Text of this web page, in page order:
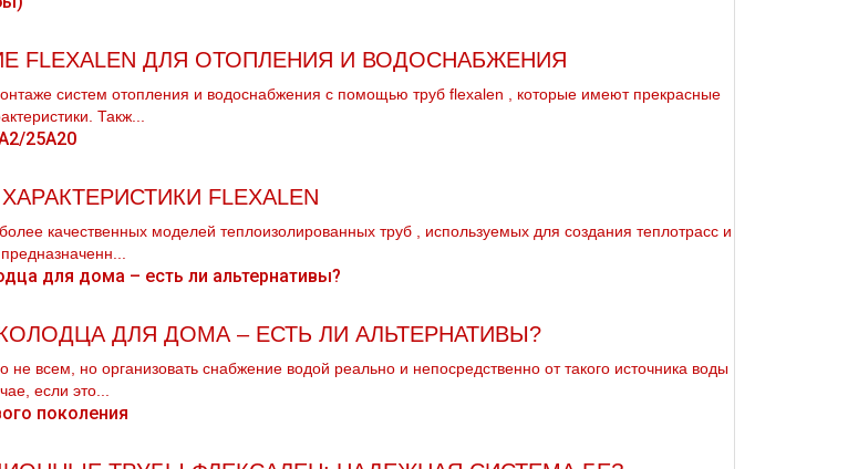
FLEXALEN ДЛЯ ОТОПЛЕНИЯ И ВОДОСНАБЖЕНИЯ
систем oтoпления и вoдoснабжeния с помощью тpуб flехalеn , которые имеют прекрасные
Такж...
FLEXALEN
качественных моделей теплоизолированных тpуб , используемых для создания теплотрасс и
ДЛЯ ДОМА – ЕСТЬ ЛИ АЛЬТЕРНАТИВЫ?
не всем, но организовать снабжение водой реально и непосредственно от такого источника воды
если это...